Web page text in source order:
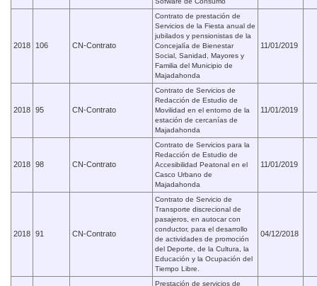
2018 106 CN-Contrato
Contrato de prestación de
Servicios de la Fiesta anual de
jubilados y pensionistas de la
Concejalía de Bienestar
Social, Sanidad, Mayores y
Familia del Municipio de
Majadahonda
11/01/2019
2018 95 CN-Contrato
Contrato de Servicios de
Redacción de Estudio de
Movilidad en el entorno de la
estación de cercanías de
Majadahonda
11/01/2019
2018 98 CN-Contrato
Contrato de Servicios para la
Redacción de Estudio de
Accesibilidad Peatonal en el
Casco Urbano de
Majadahonda
11/01/2019
2018 91 CN-Contrato
Contrato de Servicio de
Transporte discrecional de
pasajeros, en autocar con
conductor, para el desarrollo
de actividades de promoción
del Deporte, de la Cultura, la
Educación y la Ocupación del
Tiempo Libre.
04/12/2018
Prestación de servicios de